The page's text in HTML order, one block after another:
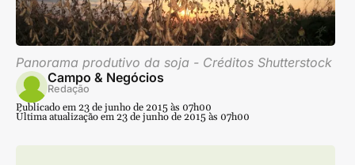
Panorama produtivo da soja - Créditos Shutterstock
Campo & Negócios
Redação
Publicado em 23 de junho de 2015 às 07h00
Última atualização em 23 de junho de 2015 às 07h00